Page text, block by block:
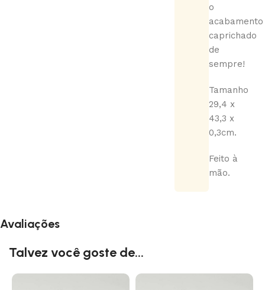
o
acabamento
caprichado
de
sempre!
Tamanho
29,4 x
43,3 x
0,3cm.
Feito à
mão.
Avaliações
Talvez você goste de...